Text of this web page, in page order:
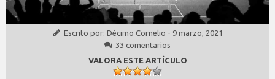
Escrito por: Décimo Cornelio - 9 marzo, 2021
33 comentarios
VALORA ESTE ARTÍCULO